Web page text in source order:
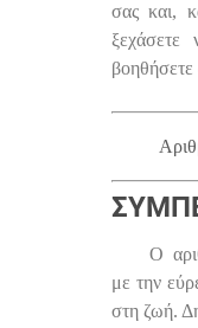
σας και,
ξεχάσετε
Ο
με την
στη ζωή.